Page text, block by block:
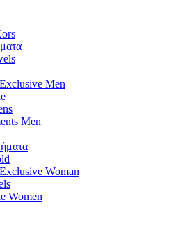
Men
Men
Woman
Women